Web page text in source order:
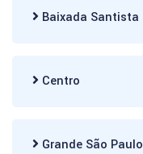
Baixada Santista
Centro
Grande São Paulo